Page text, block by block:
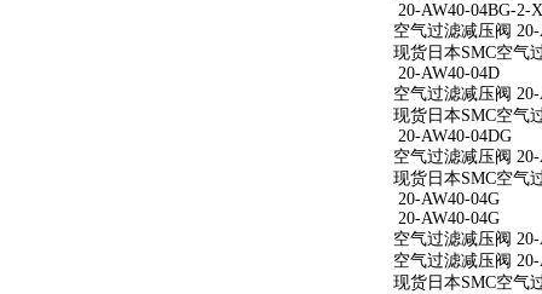
20-AW40-04BG-2-
空气过滤减压阀
现货日本SMC空气
20-AW40-04D
空气过滤减压阀
现货日本SMC空气
20-AW40-04DG
空气过滤减压阀
现货日本SMC空气
20-AW40-04G
20-AW40-04G
空气过滤减压阀 20-
空气过滤减压阀 20-
现货日本SMC空气